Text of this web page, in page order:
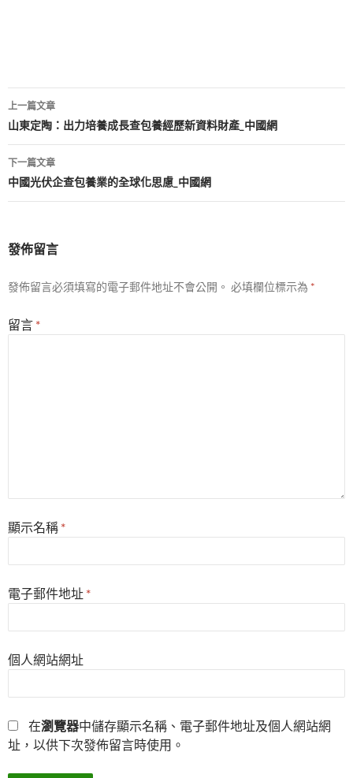
文
章
導
覽
上一篇文章
山東定陶：出力培養成長查包養經歷新資料財產_中國網
下一篇文章
中國光伏企查包養業的全球化思慮_中國網
發佈留言
發佈留言必須填寫的電子郵件地址不會公開。 必填欄位標示為 *
留言 *
顯示名稱 *
電子郵件地址 *
個人網站網址
在瀏覽器中儲存顯示名稱、電子郵件地址及個人網站網
址，以供下次發佈留言時使用。